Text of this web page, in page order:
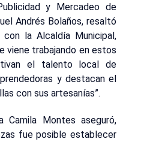
y Mercadeo de
Andrés Bolaños, resaltó
la Alcaldía Municipal,
viene trabajando en estos
el talento local de
y destacan el
con sus artesanías”.
Camila Montes aseguró,
fue posible establecer